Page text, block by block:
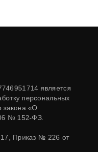
является
персональных
закона «О
№ 152-ФЗ.
Приказ № 226 от